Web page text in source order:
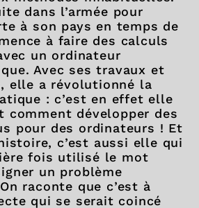
dans l’armée pour
à son pays en temps de
à faire des calculs
un ordinateur
Avec ses travaux et
elle a révolutionné la
: c’est en effet elle
comment développer des
pour des ordinateurs ! Et
c’est aussi elle qui
fois utilisé le mot
un problème
raconte que c’est à
qui se serait coincé